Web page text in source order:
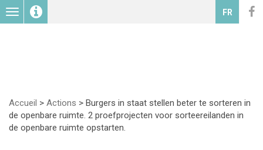
Toggle
navigation
FR
Accueil > Actions > Burgers in staat stellen beter te sorteren in
de openbare ruimte. 2 proefprojecten voor sorteereilanden in
de openbare ruimte opstarten.